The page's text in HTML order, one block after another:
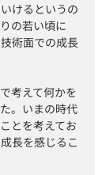
けるというの
の若い頃に
術面での成長
考えて何かを
。いまの時代
とを考えてお
長を感じるこ